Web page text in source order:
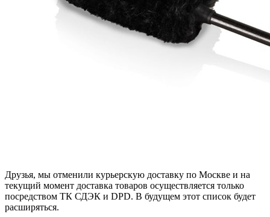
Друзья, мы отменили курьерскую доставку по Москве и на
текущий момент доставка товаров осуществляется только
посредством ТК СДЭК и DPD. В будущем этот список будет
расширяться.